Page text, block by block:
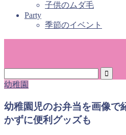
子供のムダ毛
Party
季節のイベント
幼稚園
幼稚園児のお弁当を画像で
かずに便利グッズも